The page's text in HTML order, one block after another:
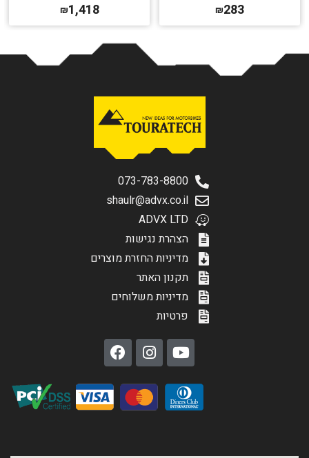
₪283
₪1,418
073-783-8800
shaulr@advx.co.il
ADVX LTD
הצהרת נגישות
מדיניות החזרת מוצרים
תקנון האתר
מדיניות משלוחים
פרטיות